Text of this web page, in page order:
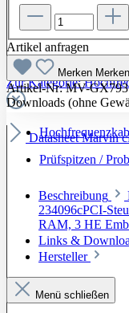
Zur Kategorie:
Prüfspitzen /
Artikel anfragen
Merken Merken
Artikel-Nr:MV-
Downloads (ohne
Datasheet Marvin
Beschreibung
234096cPCI-
RAM, 3 HE
Links &
Hersteller
Menü schließen